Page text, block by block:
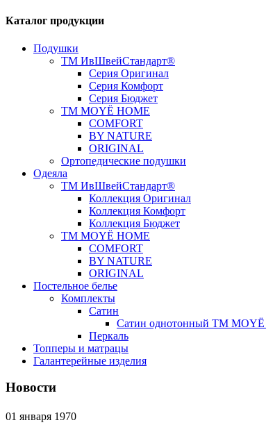
Каталог продукции
Подушки
ТМ ИвШвейСтандарт®
Серия Оригинал
Серия Комфорт
Серия Бюджет
ТМ MOYЁ HOME
COMFORT
BY NATURE
ORIGINAL
Ортопедические подушки
Одеяла
ТМ ИвШвейСтандарт®
Коллекция Оригинал
Коллекция Комфорт
Коллекция Бюджет
ТМ MOYЁ HOME
COMFORT
BY NATURE
ORIGINAL
Постельное белье
Комплекты
Сатин
Сатин однотонный ТМ MOYЁ
Перкаль
Топперы и матрацы
Галантерейные изделия
Новости
01 января 1970